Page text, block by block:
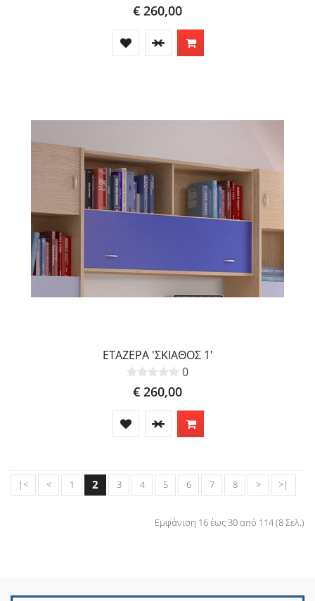
€ 260,00
ΕΤΑΖΕΡΑ 'ΣΚΙΑΘΟΣ 1'
0
€ 260,00
|< < 1 2 3 4 5 6 7 8 > >|
Εμφάνιση 16 έως 30 από 114 (8 Σελ.)